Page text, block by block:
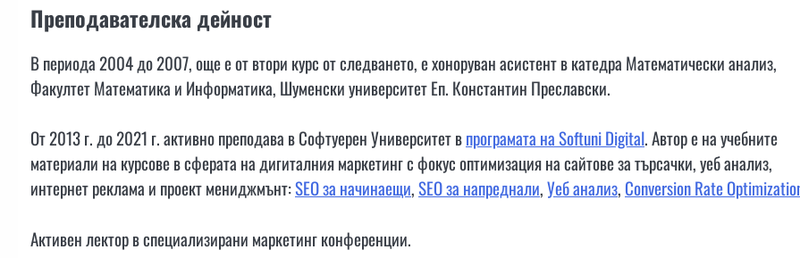
Преподавателска дейност
В периода 2004 до 2007, още е от втори курс от следването, е хоноруван асистент в катедра Математически анализ,
Факултет Математика и Информатика, Шуменски университет Еп. Константин Преславски.
От 2013 г. до 2021 г. активно преподава в Софтуерен Университет впрограмата на Softuni Digital. Автор е на учебните
материали на курсове в сферата на дигиталния маркетинг с фокус оптимизация на сайтове за търсачки, уеб анализ,
интернет реклама и проект мениджмънт:SEO за начинаещи,SEO за напреднали,Уеб анализ, Conversion Rate
Активен лектор в специализирани маркетинг конференции.